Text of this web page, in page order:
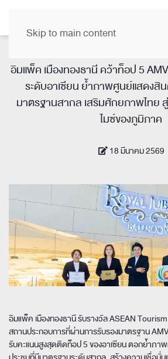
Skip to main content
อิมแพ็ค เมืองทองธานี คว้าท็อป 5
ระดับอาเซียน ย้ำภาพศูนย์แสดงสิน
มาตรฐานสากล เสริมศักยภาพไทย
ไมซ์ของภูมิภาค
18 มีนาคม 2569
อิมแพ็ค เมืองทองธานี รับรางวัล ASEAN
สถานประกอบการที่ผ่านการรับรองมาตรฐาน
รับคะแนนสูงสุดติดท็อป 5 ของอาเซียน ตอกย้ำภา